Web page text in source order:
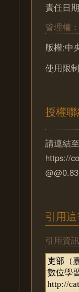
責任日
管理權：
版權:中
使用限
授權
請連結
https://
引用
引用資訊